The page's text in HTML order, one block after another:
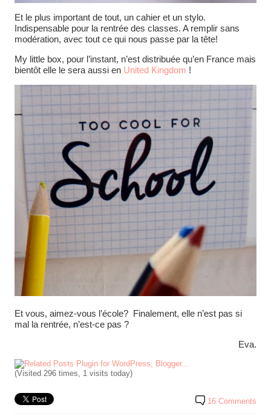
Et le plus important de tout, un cahier et un stylo.
Indispensable pour la rentrée des classes. A remplir sans
modération, avec tout ce qui nous passe par la tête!
My little box, pour l’instant, n’est distribuée qu’en France mais
bientôt elle le sera aussi en United Kingdom !
Et vous, aimez-vous l’école? Finalement, elle n’est pas si
mal la rentrée, n’est-ce pas ?
Eva.
(Visited 296 times, 1 visits today)
16 Comments